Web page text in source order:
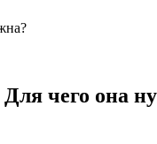
чего она